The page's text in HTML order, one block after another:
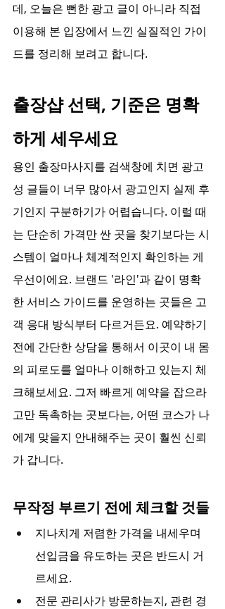
데, 오늘은 뻔한 광고 글이 아니라 직접
이용해 본 입장에서 느낀 실질적인 가이
드를 정리해 보려고 합니다.
출장샵 선택, 기준은 명확
하게 세우세요
용인 출장마사지를 검색창에 치면 광고
성 글들이 너무 많아서 광고인지 실제 후
기인지 구분하기가 어렵습니다. 이럴 때
는 단순히 가격만 싼 곳을 찾기보다는 시
스템이 얼마나 체계적인지 확인하는 게
우선이에요. 브랜드 '라인'과 같이 명확
한 서비스 가이드를 운영하는 곳들은 고
객 응대 방식부터 다르거든요. 예약하기
전에 간단한 상담을 통해서 이곳이 내 몸
의 피로도를 얼마나 이해하고 있는지 체
크해보세요. 그저 빠르게 예약을 잡으라
고만 독촉하는 곳보다는, 어떤 코스가 나
에게 맞을지 안내해주는 곳이 훨씬 신뢰
가 갑니다.
무작정 부르기 전에 체크할 것들
지나치게 저렴한 가격을 내세우며
선입금을 유도하는 곳은 반드시 거
르세요.
전문 관리사가 방문하는지, 관련 경